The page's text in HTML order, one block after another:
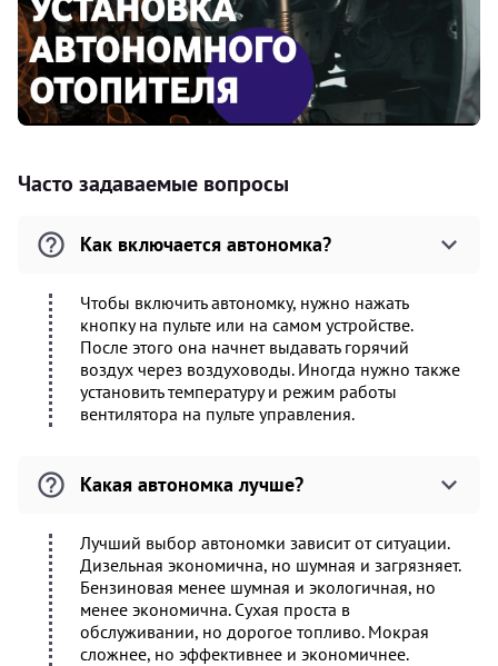
Часто задаваемые вопросы
Как включается автономка?
Чтобы включить автономку, нужно нажать
кнопку на пульте или на самом устройстве.
После этого она начнет выдавать горячий
воздух через воздуховоды. Иногда нужно также
установить температуру и режим работы
вентилятора на пульте управления.
Какая автономка лучше?
Лучший выбор автономки зависит от ситуации.
Дизельная экономична, но шумная и загрязняет.
Бензиновая менее шумная и экологичная, но
менее экономична. Сухая проста в
обслуживании, но дорогое топливо. Мокрая
сложнее, но эффективнее и экономичнее.